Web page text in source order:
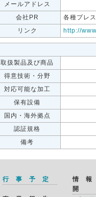
メールアドレス
会社PR
各種プレ
リンク
http://
取扱製品及び商品
得意技術・分野
対応可能な加工
保有設備
国内・海外拠点
認証規格
備考
行 事 予 定
情
開